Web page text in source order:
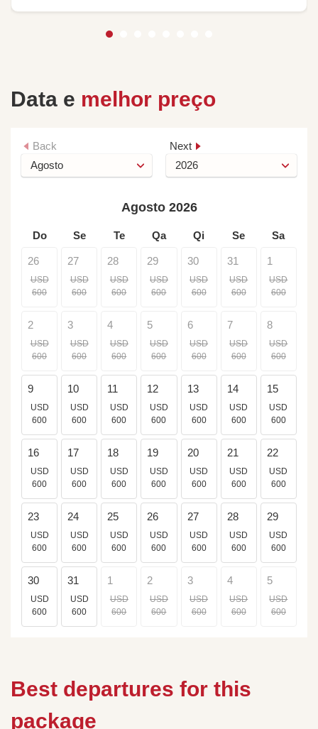
Data e melhor preço
Back Next
Agosto 2026
Do Se Te Qa Qi Se Sa
26
USD
600
27
USD
600
28
USD
600
29
USD
600
30
USD
600
31
USD
600
1
USD
600
2
USD
600
3
USD
600
4
USD
600
5
USD
600
6
USD
600
7
USD
600
8
USD
600
9
USD
600
10
USD
600
11
USD
600
12
USD
600
13
USD
600
14
USD
600
15
USD
600
16
USD
600
17
USD
600
18
USD
600
19
USD
600
20
USD
600
21
USD
600
22
USD
600
23
USD
600
24
USD
600
25
USD
600
26
USD
600
27
USD
600
28
USD
600
29
USD
600
30
USD
600
31
USD
600
1
USD
600
2
USD
600
3
USD
600
4
USD
600
5
USD
600
Best departures for this
package